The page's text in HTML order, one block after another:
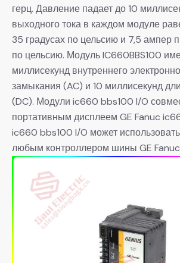
герц. Давление падает до 10
выходного тока в каждом модуле
35 градусах по цельсию и 7,5 ампер
по цельсию. Модуль IC660BBS100
миллисекунд внутреннего
замыкания (AC) и 10 миллисекунд
(DC). Модули ic660 bbs100 I/O
портативным дисплеем GE Fanuc
ic660 bbs100 I/O может
любым контроллером шины GE